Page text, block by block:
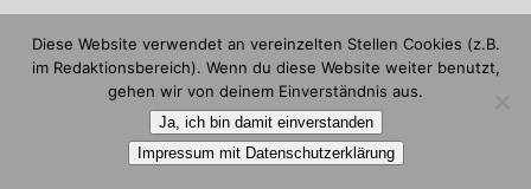
Diese Website verwendet an vereinzelten Stellen Cookies (z.B.
im Redaktionsbereich). Wenn du diese Website weiter benutzt,
gehen wir von deinem Einverständnis aus.
Ja, ich bin damit einverstanden
Impressum mit Datenschutzerklärung